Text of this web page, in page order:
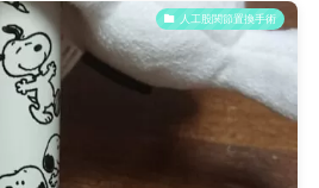
人工股関節置換手術